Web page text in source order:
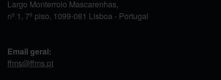
Largo Monterroio Mascarenhas,
nº 1, 7º piso, 1099-081 Lisboa - Portugal
Email geral:
ffms@ffms.pt